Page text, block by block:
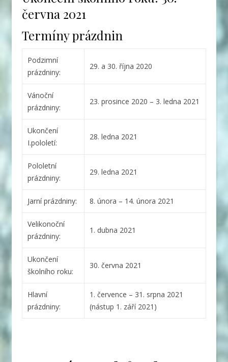
června 2021
Termíny prázdnin
Podzimní
prázdniny:
29. a 30. října 2020
Vánoční
prázdniny:
23. prosince 2020 – 3. ledna 2021
Ukončení
I.pololetí:
28. ledna 2021
Pololetní
prázdniny:
29. ledna 2021
Jarní prázdniny: 8. února – 14. února 2021
Velikonoční
prázdniny:
1. dubna 2021
Ukončení
školního roku:
30. června 2021
Hlavní
prázdniny:
1. července – 31. srpna 2021
(nástup 1. září 2021)